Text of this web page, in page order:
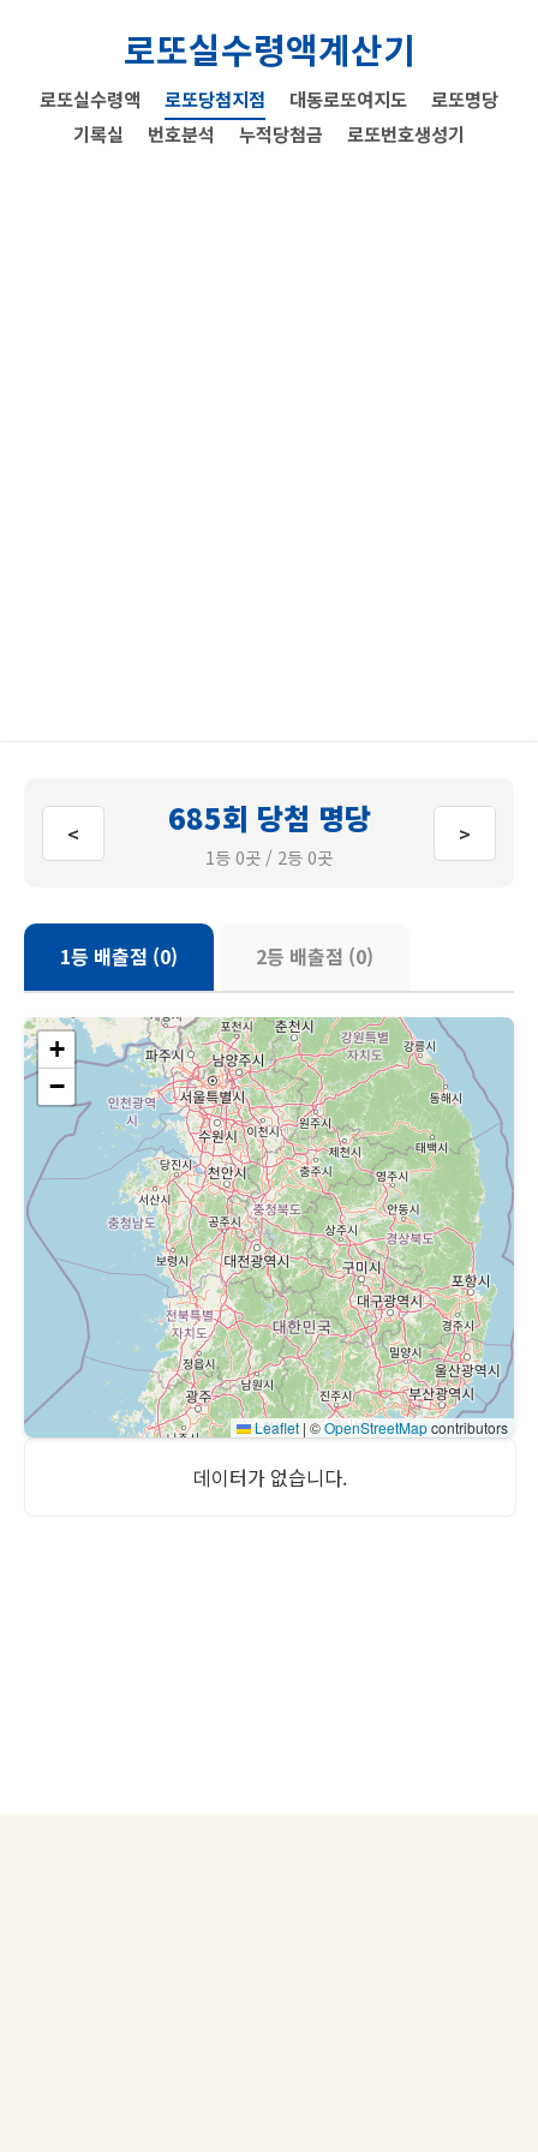
로또실수령액계산기
로또실수령액 로또당첨지점 대동로또여지도
로또명당
기록실
번호분석 누적당첨금 로또번호생성기
< 685회 당첨 명당
1등 0곳 / 2등 0곳
>
1등 배출점 (0) 2등 배출점 (0)
데이터가 없습니다.
+
−
Leaflet | ©OpenStreetMapcontributors